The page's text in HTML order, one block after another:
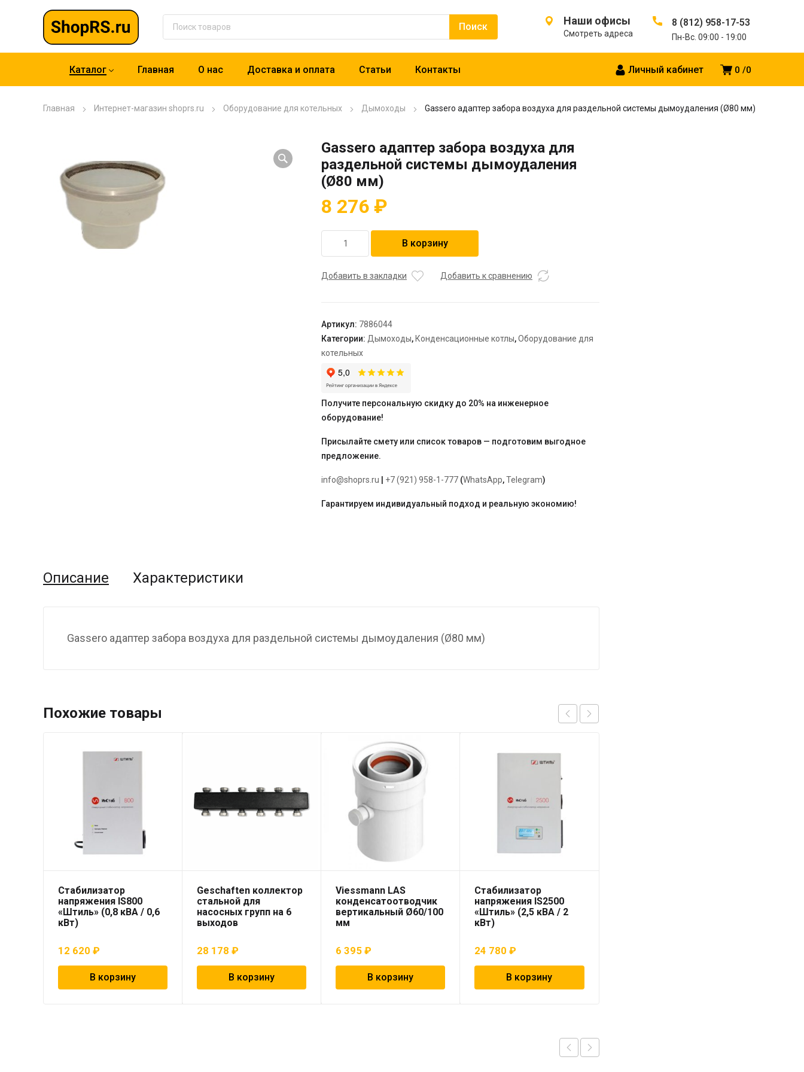
Наши офисы
Смотреть адреса
8 (812) 958-17-53
Пн-Вс. 09:00 - 19:00
0 0
Личный кабинет
Каталог Главная О нас Доставка и оплата Статьи Контакты
Главная Интернет-магазин shoprs.ru Оборудование для котельных Дымоходы Gassero адаптер забора воздуха для раздельной системы дымоудаления (Ø80 мм)
Gassero адаптер забора воздуха для
раздельной системы дымоудаления
(Ø80 мм)
8 276 ₽
товара
адаптер
раздельной
системы
дымоудаления
(Ø80
мм)
В корзину
Добавить в закладки Добавить к сравнению
Артикул: 7886044
Категории: Дымоходы, Конденсационные котлы,Оборудование для
котельных
Получите персональную скидку до 20% на инженерное
оборудование!
Присылайте смету или список товаров — подготовим выгодное
предложение.
info@shoprs.ru +7 (921) 958-1-777 (WhatsApp,Telegram)
Гарантируем индивидуальный подход и реальную экономию!
Описание Характеристики
Gassero адаптер забора воздуха для раздельной системы дымоудаления (Ø80 мм)
Похожие товары
Стабилизатор
напряжения IS800
«Штиль» (0,8 кВА / 0,6
кВт)
12 620 ₽
В корзину
Geschaften коллектор
стальной для
насосных групп на 6
выходов
28 178₽
В корзину
Viessmann LAS
конденсатоотводчик
вертикальный Ø60/100
мм
6 395₽
В корзину
Стабилизатор
напряжения IS2500
«Штиль» (2,5 кВА / 2
кВт)
24 780₽
В корзину